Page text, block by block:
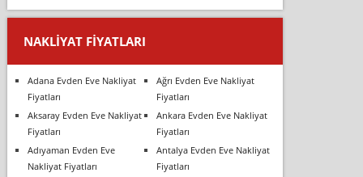
NAKLIYAT FIYATLARI
Adana Evden Eve Nakliyat
Fiyatları
Ağrı Evden Eve Nakliyat
Fiyatları
Aksaray Evden Eve Nakliyat
Fiyatları
Ankara Evden Eve Nakliyat
Fiyatları
Adıyaman Evden Eve
Nakliyat Fiyatları
Antalya Evden Eve Nakliyat
Fiyatları